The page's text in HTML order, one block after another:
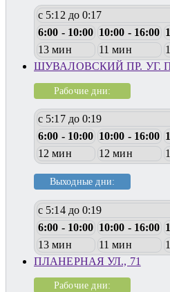
с 5:12 до 0:17
6:00 - 10:00 10:00 - 16:00
13 мин
11 мин
ШУВАЛОВСКИЙ ПР. УГ.
Рабочие дни:
с 5:17 до 0:19
6:00 - 10:00 10:00 - 16:00
12 мин
12 мин
Выходные дни:
с 5:14 до 0:19
6:00 - 10:00 10:00 - 16:00
13 мин
11 мин
ПЛАНЕРНАЯ УЛ., 71
Рабочие дни: